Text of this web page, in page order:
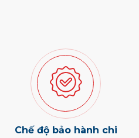
Chế độ bảo hành chi